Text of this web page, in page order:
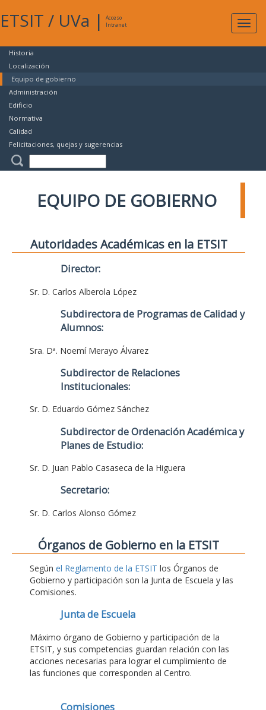
ETSIT / UVa |
Acceso
Intranet
Historia
Localización
Equipo de gobierno
Administración
Edificio
Normativa
Calidad
Felicitaciones, quejas y sugerencias
EQUIPO DE GOBIERNO
Autoridades Académicas en la ETSIT
Director:
Sr. D. Carlos Alberola López
Subdirectora de Programas de Calidad y
Alumnos:
Sra. Dª. Noemí Merayo Álvarez
Subdirector de Relaciones
Institucionales:
Sr. D. Eduardo Gómez Sánchez
Subdirector de Ordenación Académica y
Planes de Estudio:
Sr. D. Juan Pablo Casaseca de la Higuera
Secretario:
Sr. D. Carlos Alonso Gómez
Órganos de Gobierno en la ETSIT
Según el Reglamento de la ETSIT los Órganos de
Gobierno y participación son la Junta de Escuela y las
Comisiones.
Junta de Escuela
Máximo órgano de Gobierno y participación de la
ETSIT, y sus competencias guardan relación con las
acciones necesarias para lograr el cumplimiento de
las funciones que corresponden al Centro.
Comisiones